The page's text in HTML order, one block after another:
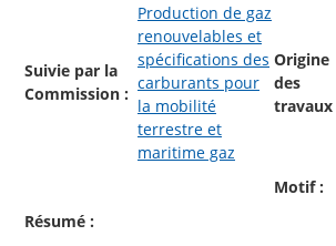
Suivie par la
Commission :
Production de gaz
renouvelables et
spécifications des
carburants pour
la mobilité
terrestre et
maritime gaz
Origine
des
travaux
Motif :
Résumé :